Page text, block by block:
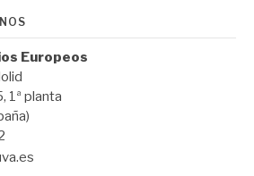
Europeos
1ª planta